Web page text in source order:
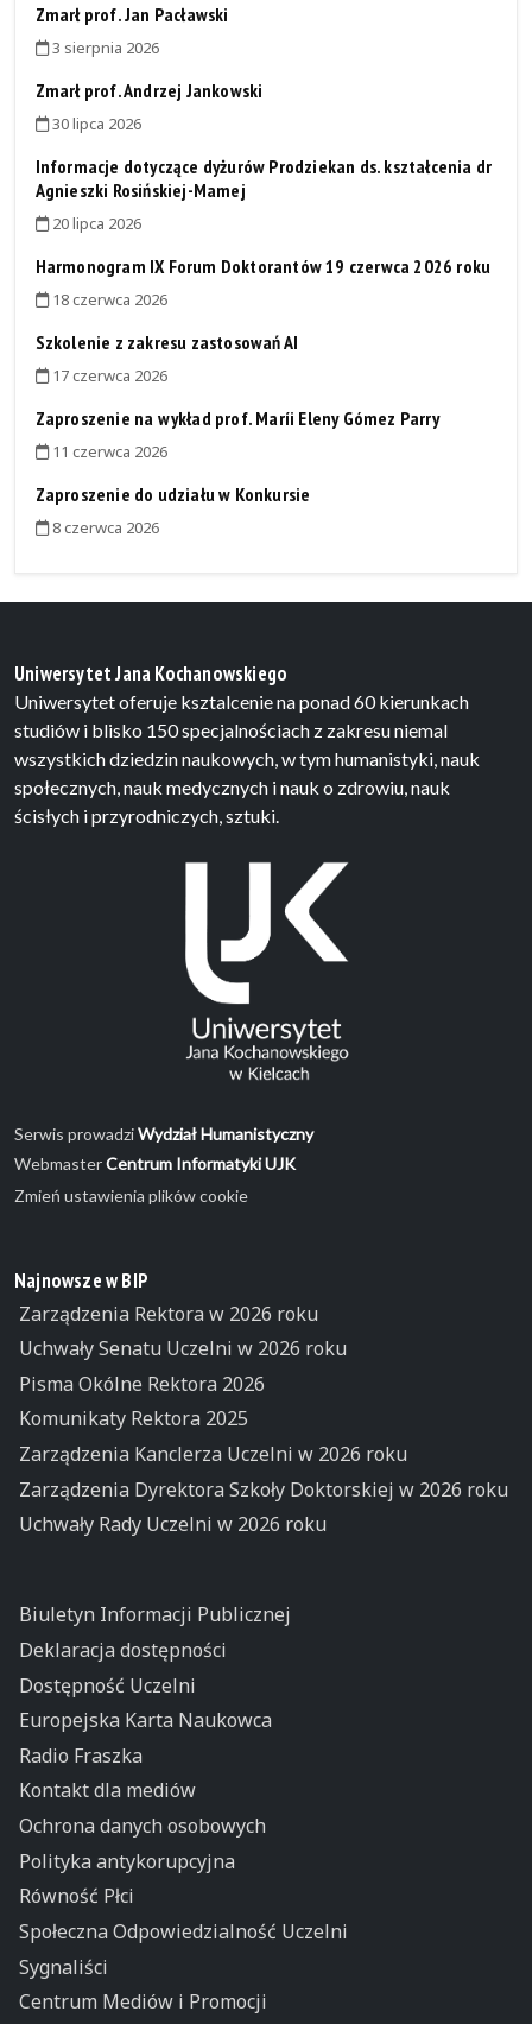
Zmarł prof. Jan Pacławski
3 sierpnia 2026
Zmarł prof. Andrzej Jankowski
30 lipca 2026
Informacje dotyczące dyżurów Prodziekan ds. kształcenia dr
Agnieszki Rosińskiej-Mamej
20 lipca 2026
Harmonogram IX Forum Doktorantów 19 czerwca 2026 roku
18 czerwca 2026
Szkolenie z zakresu zastosowań AI
17 czerwca 2026
Zaproszenie na wykład prof. Maríi Eleny Gómez Parry
11 czerwca 2026
Zaproszenie do udziału w Konkursie
8 czerwca 2026
Uniwersytet Jana Kochanowskiego
Uniwersytet oferuje ksztalcenie na ponad 60 kierunkach
studiów i blisko 150 specjalnościach z zakresu niemal
wszystkich dziedzin naukowych, w tym humanistyki, nauk
społecznych, nauk medycznych i nauk o zdrowiu, nauk
ścisłych i przyrodniczych, sztuki.
Serwis prowadziWydział Humanistyczny
WebmasterCentrum Informatyki UJK
Zmień ustawienia plików cookie
Najnowsze w BIP
Zarządzenia Rektora w 2026 roku
Uchwały Senatu Uczelni w 2026 roku
Pisma Okólne Rektora 2026
Komunikaty Rektora 2025
Zarządzenia Kanclerza Uczelni w 2026 roku
Zarządzenia Dyrektora Szkoły Doktorskiej w 2026 roku
Uchwały Rady Uczelni w 2026 roku
Biuletyn Informacji Publicznej
Deklaracja dostępności
Dostępność Uczelni
Europejska Karta Naukowca
Radio Fraszka
Kontakt dla mediów
Ochrona danych osobowych
Polityka antykorupcyjna
Równość Płci
Społeczna Odpowiedzialność Uczelni
Sygnaliści
Centrum Mediów i Promocji